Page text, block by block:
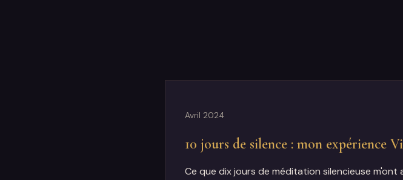
Avril 2024
10 jours de silence : mon expérience
Ce que dix jours de méditation silencieuse